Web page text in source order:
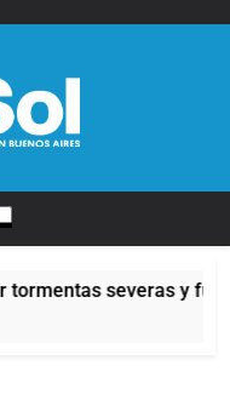
severas y